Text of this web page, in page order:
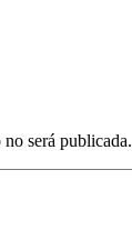
será publicada.